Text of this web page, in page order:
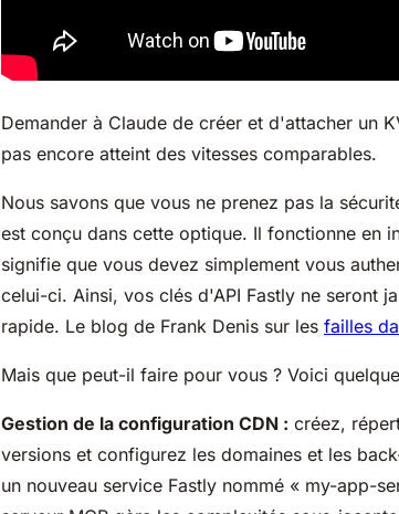
Demander à Claude de créer et d'attacher un
pas encore atteint des vitesses comparables.
Nous savons que vous ne prenez pas la
est conçu dans cette optique. Il fonctionne en
signifie que vous devez simplement vous
celui-ci. Ainsi, vos clés d'API Fastly ne seront
rapide. Le blog de Frank Denis sur les failles
Mais que peut-il faire pour vous ? Voici
Gestion de la configuration CDN : créez,
versions et configurez les domaines et les
un nouveau service Fastly nommé « my-app-